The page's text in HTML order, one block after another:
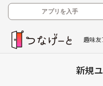
アプリを入手
趣味友
新規